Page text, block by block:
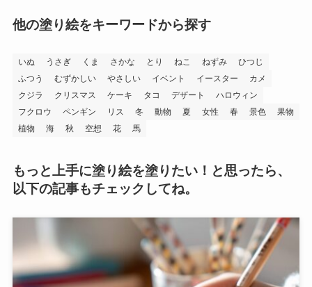
他の塗り絵をキーワードから探す
いぬ うさぎ くま さかな とり ねこ ねずみ
ひつじ
ふつう
むずかしい やさしい イベント イースター
カメ
クジラ
クリスマス ケーキ タコ デザート
ハロウィン
フクロウ
ペンギン リス 冬 動物 夏 女性 春 景色
果物
植物
海 秋 空想 花 馬
もっと上手に塗り絵を塗りたい！と思ったら、
以下の記事もチェックしてね。